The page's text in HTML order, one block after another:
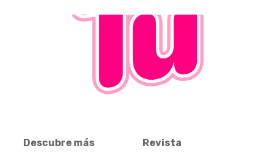
Descubre más
Revista